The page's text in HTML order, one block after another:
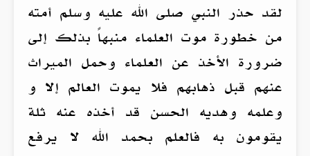
لقد حذر النبي صلى الله عليه وسلم أمته
من خطورة موت العلماء منبهاً بذلك إلى
ضرورة الأخذ عن العلماء وحمل الميراث
عنهم قبل ذهابهم فلا يموت العالم إلا و
وعلمه وهديه الحسن قد أخذه عنه ثلة
يقومون به فالعلم بحمد الله لا يرفع